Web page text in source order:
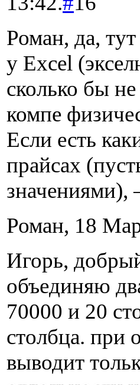
Роман, да,
у Excel
сколько бы
компе
Если есть
прайсах
значениями),
Роман, 18
Игорь,
объединяю
70000 и 20
столбца. при
выводит